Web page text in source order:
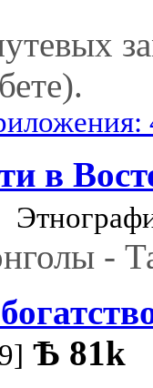
в
-
Ѣ 81k